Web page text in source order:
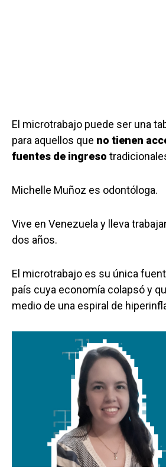
El microtrabajo puede ser una
para aquellos que no tienen
fuentes de ingreso
Michelle Muñoz es odontóloga.
Vive en Venezuela y lleva
dos años.
El microtrabajo es su única
país cuya economía colapsó y
medio de una espiral de